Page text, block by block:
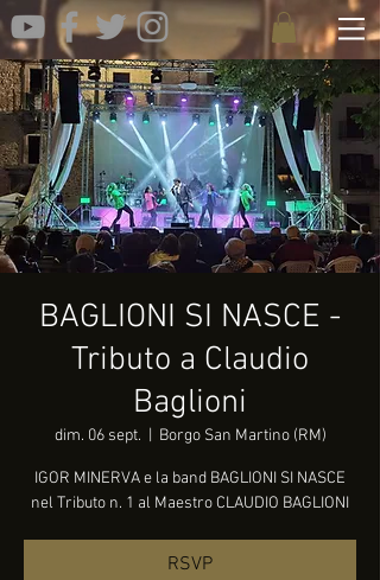
BAGLIONI SI NASCE -
Tributo a Claudio
Baglioni
dim. 06 sept. Borgo San Martino (RM)
IGOR MINERVA e la band BAGLIONI SI NASCE
nel Tributo n. 1 al Maestro CLAUDIO BAGLIONI
RSVP